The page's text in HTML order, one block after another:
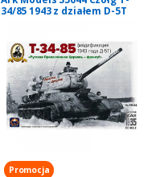
34/85 1943 z działem D-5T
Promocja